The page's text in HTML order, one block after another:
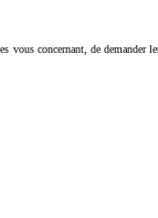
concernant, de demander